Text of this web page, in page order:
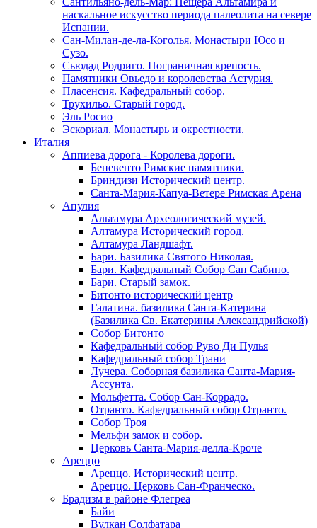
наскальное искусство периода палеолита на севере
Испании.
Сан-Милан-де-ла-Коголья. Монастыри Юсо и
Сузо.
Сьюдад Родриго. Пограничная крепость.
Памятники Овьедо и королевства Астурия.
Пласенсия. Кафедральный собор.
Трухильо. Старый город.
Эль Росио
Эскориал. Монастырь и окрестности.
Италия
Аппиева дорога - Королева дороги.
Беневенто Римские памятники.
Бриндизи Исторический центр.
Санта-Мария-Капуа-Ветере Римская Арена
Апулия
Альтамура Археологический музей.
Алтамура Исторический город.
Алтамура Ландшафт.
Бари. Базилика Святого Николая.
Бари. Кафедральный Собор Сан Сабино.
Бари. Старый замок.
Битонто исторический центр
Галатина. базилика Санта-Катерина
(Базилика Св. Екатерины Александрийской)
Собор Битонто
Кафедральный собор Руво Ди Пулья
Кафедральный собор Трани
Лучера. Соборная базилика Санта-Мария-
Ассунта.
Мольфетта. Собор Сан-Коррадо.
Отранто. Кафедральный собор Отранто.
Собор Троя
Мельфи замок и собор.
Церковь Санта-Мария-делла-Кроче
Ареццо
Ареццо. Исторический центр.
Ареццо. Церковь Сан-Франческо.
Брадизм в районе Флегреа
Байи
Вулкан Солфатара